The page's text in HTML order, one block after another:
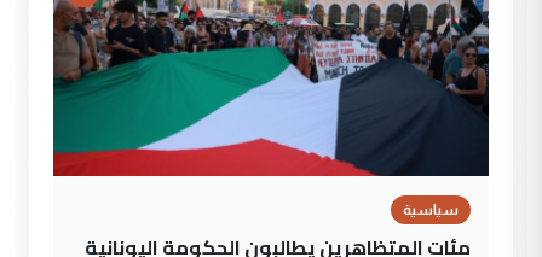
سياسية
مئات المتظاهرين يطالبون الحكومة اليونانية